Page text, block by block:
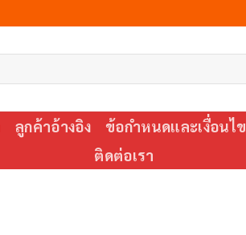
ลูกค้าอ้างอิง ข้อกำหนดและเงื่อนไข
ติดต่อเรา